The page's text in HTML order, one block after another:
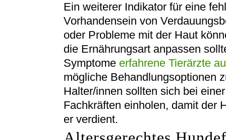
Ein weiterer Indikator für eine
Vorhandensein von
oder Probleme mit der Haut
die Ernährungsart anpassen
Symptome erfahrene Tierärzte
mögliche Behandlungsoptionen
Halter/innen sollten sich bei
Fachkräften einholen, damit der
er verdient.